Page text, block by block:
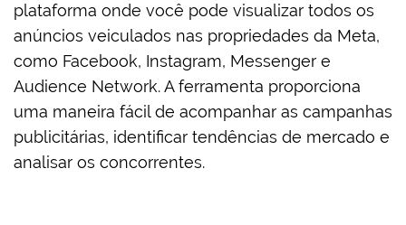
plataforma onde você pode visualizar todos os
anúncios veiculados nas propriedades da Meta,
como Facebook, Instagram, Messenger e
Audience Network. A ferramenta proporciona
uma maneira fácil de acompanhar as campanhas
publicitárias, identificar tendências de mercado e
analisar os concorrentes.